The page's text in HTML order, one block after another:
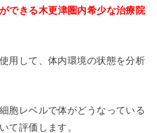
できる木更津圏内希少な治療院
用して、体内環境の状態を分析
胞レベルで体がどうなっている
て評価します。